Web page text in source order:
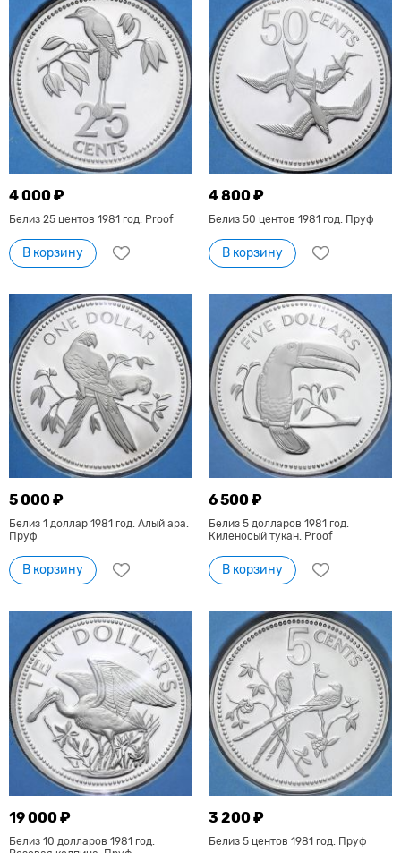
4 000 ₽
Белиз 25 центов 1981 год. Proof
В корзину
4 800 ₽
Белиз 50 центов 1981 год. Пруф
В корзину
5 000 ₽
Белиз 1 доллар 1981 год. Алый ара.
Пруф
В корзину
6 500 ₽
Белиз 5 долларов 1981 год.
Киленосый тукан. Proof
В корзину
19 000 ₽
Белиз 10 долларов 1981 год.
3 200 ₽
Белиз 5 центов 1981 год. Пруф